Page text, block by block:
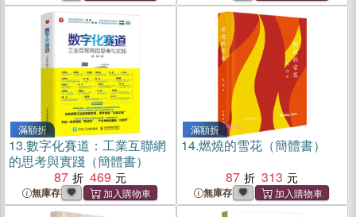
滿額折
13.數字化賽道：工業互聯網
的思考與實踐（簡體書）
87
469
無庫存
滿額折
14.燃燒的雪花（簡體書）
87
313
無庫存